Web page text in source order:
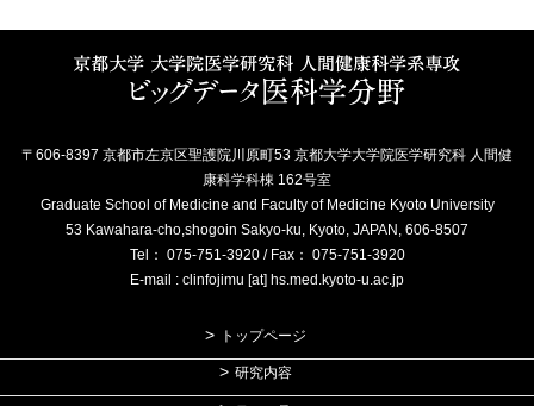
〒606-8397 京都市左京区聖護院川原町53 京都大学大学院医学研究科 人間健
康科学科棟 162号室
Graduate School of Medicine and Faculty of Medicine Kyoto University
53 Kawahara-cho,shogoin Sakyo-ku, Kyoto, JAPAN, 606-8507
Tel： 075-751-3920 / Fax： 075-751-3920
E-mail : clinfojimu [at] hs.med.kyoto-u.ac.jp
トップページ
研究内容